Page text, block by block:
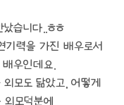
습니다..ㅎㅎ
기력을 가진 배우로서
우인데요.
모도 닮았고, 어떻게
모덕분에